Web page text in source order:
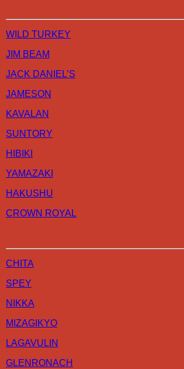
WILD TURKEY
JIM BEAM
JACK DANIEL’S
JAMESON
KAVALAN
SUNTORY
HIBIKI
YAMAZAKI
HAKUSHU
CROWN ROYAL
CHITA
SPEY
NIKKA
MIZAGIKYO
LAGAVULIN
GLENRONACH